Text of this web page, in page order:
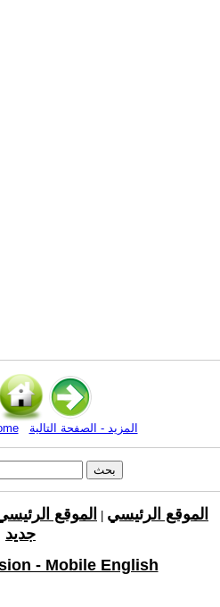
المزيد - الصفحة التالية
الموقع الرئيسي الموقع
جديد
- Mobile English